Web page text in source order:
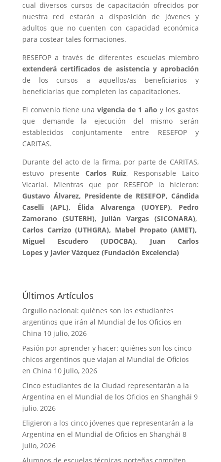
cual diversos cursos de capacitación ofrecidos por
nuestra red estarán a disposición de jóvenes y
adultos que no cuenten con capacidad económica
para costear tales formaciones.
RESEFOP a través de diferentes escuelas miembro
extenderá certificados de asistencia y aprobación
de los cursos a aquellos/as beneficiarios y
beneficiarias que completen las capacitaciones.
El convenio tiene una vigencia de 1 año y los gastos
que demande la ejecución del mismo serán
establecidos conjuntamente entre RESEFOP y
CARITAS.
Durante del acto de la firma, por parte de CARITAS,
estuvo presente Carlos Ruiz, Responsable Laico
Vicarial. Mientras que por RESEFOP lo hicieron:
Gustavo Álvarez, Presidente de RESEFOP, Cándida
Caselli (APL), Élida Alvarenga (UOYEP), Pedro
Zamorano (SUTERH), Julián Vargas (SICONARA),
Carlos Carrizo (UTHGRA), Mabel Propato (AMET),
Miguel Escudero (UDOCBA), Juan Carlos
Lopes y Javier Vázquez (Fundación Excelencia)
Últimos Artículos
Orgullo nacional: quiénes son los estudiantes
argentinos que irán al Mundial de los Oficios en
China 10 julio, 2026
Pasión por aprender y hacer: quiénes son los cinco
chicos argentinos que viajan al Mundial de Oficios
en China 10 julio, 2026
Cinco estudiantes de la Ciudad representarán a la
Argentina en el Mundial de los Oficios en Shanghái 9
julio, 2026
Eligieron a los cinco jóvenes que representarán a la
Argentina en el Mundial de Oficios en Shanghái 8
julio, 2026